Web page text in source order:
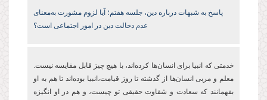
پاسخ به شبهات درباره دین،‌ جلسه هفتم؛ آیا لزوم مشورت به‌معنای
عدم دخالت دین در امور اجتماعی است؟
خدمتی که انبیا برای انسان‌ها کرده‌اند،‌ با هیچ چیز قابل مقایسه نیست.
معلم و مربی انسان‌ها از گذشته تا روز قیامت،انبیا بوده‌اند تا هم به او
بفهمانند که سعادت و شقاوت حقیقی تو چیست، و هم در او انگیزه